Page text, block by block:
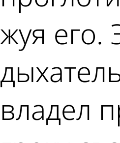
жуя его.
владел